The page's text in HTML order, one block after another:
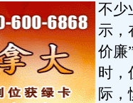
不少
示，
价廉
时，
际，